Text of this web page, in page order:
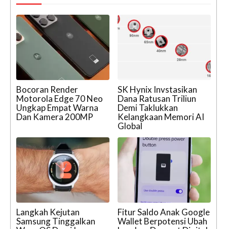
Bocoran Render
Motorola Edge 70 Neo
Ungkap Empat Warna
Dan Kamera 200MP
SK Hynix Invstasikan
Dana Ratusan Triliun
Demi Taklukkan
Kelangkaan Memori AI
Global
Langkah Kejutan
Samsung Tinggalkan
Fitur Saldo Anak Google
Wallet Berpotensi Ubah